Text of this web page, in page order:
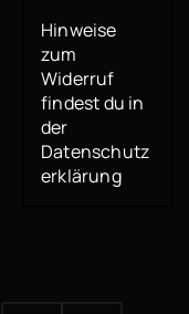
Hinweise
zum
Widerruf
findest du in
der
Datenschutz
erklärung